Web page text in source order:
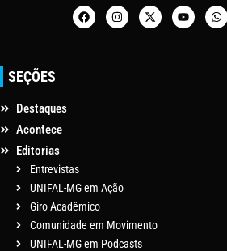
SEÇÕES
Destaques
Acontece
Editorias
Entrevistas
UNIFAL-MG em Ação
Giro Acadêmico
Comunidade em Movimento
UNIFAL-MG em Podcasts